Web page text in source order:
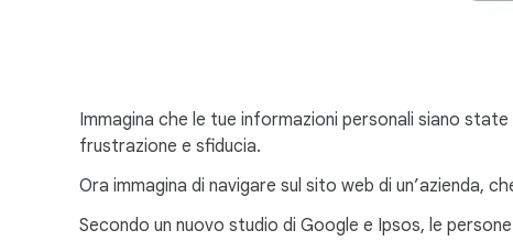
Immagina che le tue informazioni personali siano
frustrazione e sfiducia.
Ora immagina di navigare sul sito web di un’azienda,
Secondo un nuovo studio di Google e Ipsos, le